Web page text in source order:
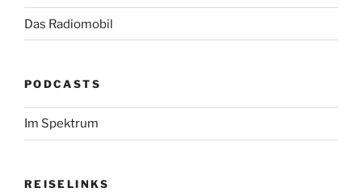
Das Radiomobil
PODCASTS
Im Spektrum
REISELINKS